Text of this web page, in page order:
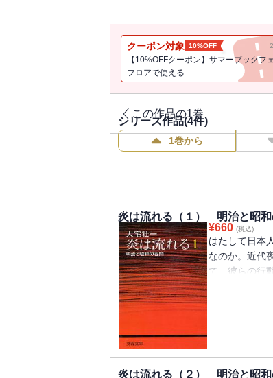
の間につちかわれた日本人の知識
クーポン対象 10%OFF
【10%OFFクーポン】サマーブックフ
フロアで使える
この作品の1巻
シリーズ作品(4件)
1巻から
炎は流れる（１） 明治と昭和
¥660 (税込)
はたして日本
なのか。近代
て、彼らの行
は、歴史を歩
炎は流れる（２） 明治と昭和